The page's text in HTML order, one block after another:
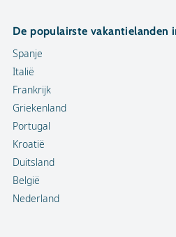
De populairste vakantielanden
Spanje
Italië
Frankrijk
Griekenland
Portugal
Kroatië
Duitsland
België
Nederland